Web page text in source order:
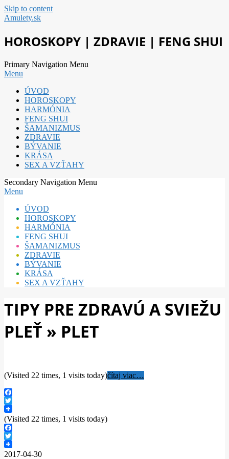
Skip to content
Amulety.sk
HOROSKOPY | ZDRAVIE | FENG SHUI
Primary Navigation Menu
Menu
ÚVOD
HOROSKOPY
HARMÓNIA
FENG SHUI
ŠAMANIZMUS
ZDRAVIE
BÝVANIE
KRÁSA
SEX A VZŤAHY
Secondary Navigation Menu
Menu
ÚVOD
HOROSKOPY
HARMÓNIA
FENG SHUI
ŠAMANIZMUS
ZDRAVIE
BÝVANIE
KRÁSA
SEX A VZŤAHY
TIPY PRE ZDRAVÚ A SVIEŽU
PLEŤ » PLET
(Visited 22 times, 1 visits today)čítaj viac…
Facebook
Twitter
(Visited 22 times, 1 visits today)
Facebook
Twitter
2017-04-30